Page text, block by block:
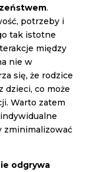
.
potrzeby i
tak istotne
między
nie w
się, że rodzice
dzieci, co może
Warto zatem
zminimalizować
odgrywa